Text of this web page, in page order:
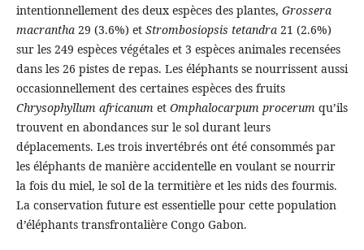
intentionnellement des deux espèces des plantes, Grossera
macrantha29 (3.6%) et Strombosiopsis tetandra21 (2.6%)
sur les 249 espèces végétales et 3 espèces animales recensées
dans les 26 pistes de repas. Les éléphants se nourrissent aussi
occasionnellement des certaines espèces des fruits
Chrysophyllum africanum et Omphalocarpum procerum qu’ils
trouvent en abondances sur le sol durant leurs
déplacements. Les trois invertébrés ont été consommés par
les éléphants de manière accidentelle en voulant se nourrir
la fois du miel, le sol de la termitière et les nids des fourmis.
La conservation future est essentielle pour cette population
d’éléphants transfrontalière Congo Gabon.